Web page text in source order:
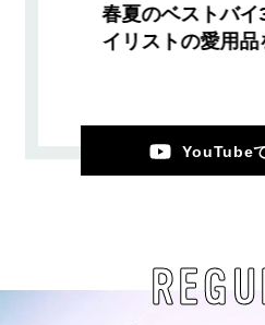
春夏のベストバイ
イリストの愛用品
YouTube